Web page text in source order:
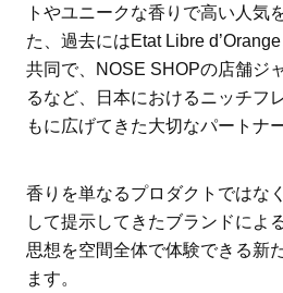
トやユニークな香りで高い人気
た、過去にはEtat Libre d’Orange
共同で、NOSE SHOPの店舗ジ
るなど、日本におけるニッチフ
もに広げてきた大切なパートナ
香りを単なるプロダクトではな
して提示してきたブランドによ
思想を空間全体で体験できる新
ます。